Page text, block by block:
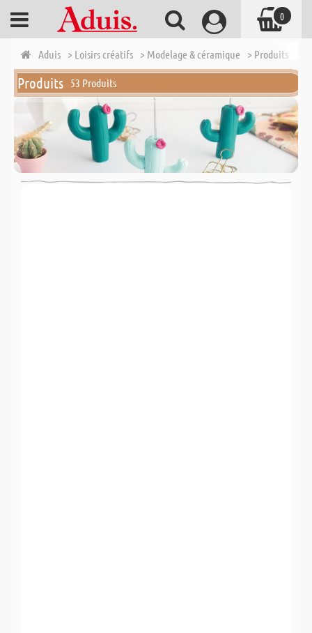
Aduis > Loisirs créatifs > Modelage & céramique > Produits
Produits 53 Produits
0